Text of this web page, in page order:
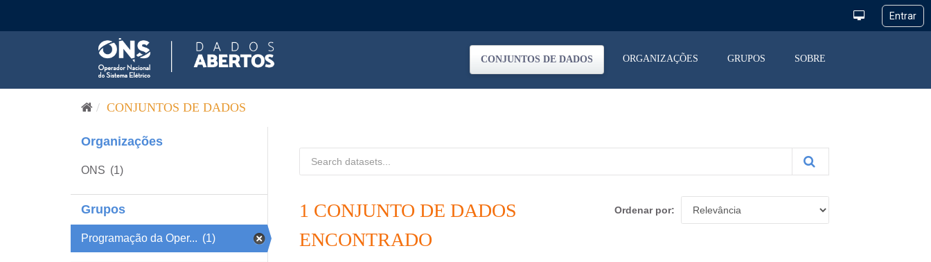
CONJUNTOS DE DADOS ORGANIZAÇÕES GRUPOS SOBRE
CONJUNTOS DE DADOS
Organizações
ONS (1)
Grupos
Programação da Oper... (1)
Ordenar por
1 CONJUNTO DE DADOS
ENCONTRADO